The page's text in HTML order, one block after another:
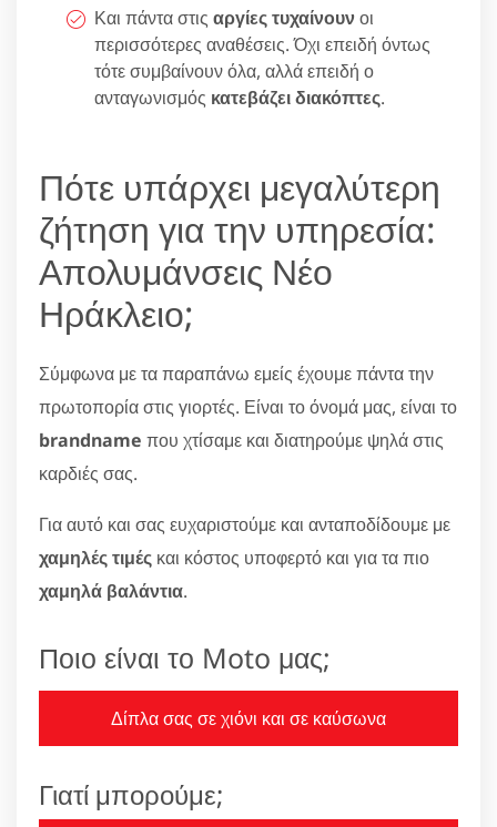
Και πάντα στις αργίες τυχαίνουνοι
περισσότερες αναθέσεις. Όχι επειδή όντως
τότε συμβαίνουν όλα, αλλά επειδή ο
ανταγωνισμός κατεβάζει διακόπτες.
Πότε υπάρχει μεγαλύτερη
ζήτηση για την υπηρεσία:
Απολυμάνσεις Νέο
Ηράκλειο;
Σύμφωνα με τα παραπάνω εμείς έχουμε πάντα την
πρωτοπορία στις γιορτές. Είναι το όνομά μας, είναι το
brandname που χτίσαμε και διατηρούμε ψηλά στις
καρδιές σας.
Για αυτό και σας ευχαριστούμε και ανταποδίδουμε με
χαμηλές τιμές και κόστος υποφερτό και για τα πιο
χαμηλά βαλάντια.
Ποιο είναι το Moto μας;
Δίπλα σας σε χιόνι και σε καύσωνα
Γιατί μπορούμε;